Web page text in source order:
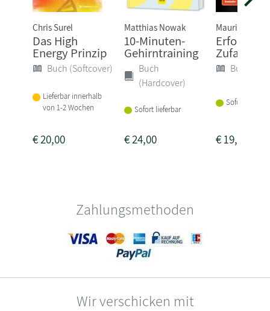
Chris Surel
Das High
Energy Prinzip
Buch (Softcover)
Lieferbar innerhalb
von 1-2 Wochen
€20,00
Matthias Nowak
10-Minuten-
Gehirntraining
Buch
(Hardcover)
Sofort lieferbar
€24,00
Maurice Bork
Erfolg ist
Zufall
Buch
Sofort
€19,90
Zahlungsmethoden
Wir verschicken mit